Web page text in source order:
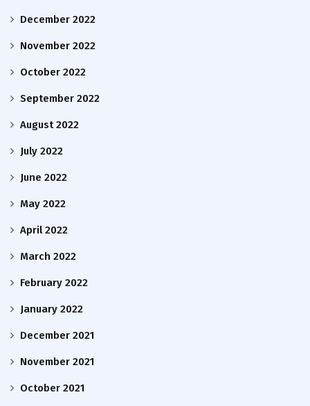
December 2022
November 2022
October 2022
September 2022
August 2022
July 2022
June 2022
May 2022
April 2022
March 2022
February 2022
January 2022
December 2021
November 2021
October 2021